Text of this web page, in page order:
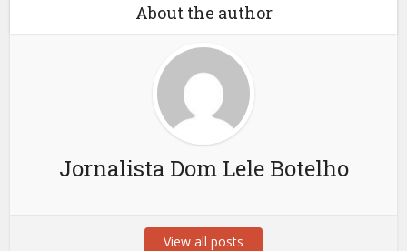
About the author
Jornalista Dom Lele Botelho
View all posts